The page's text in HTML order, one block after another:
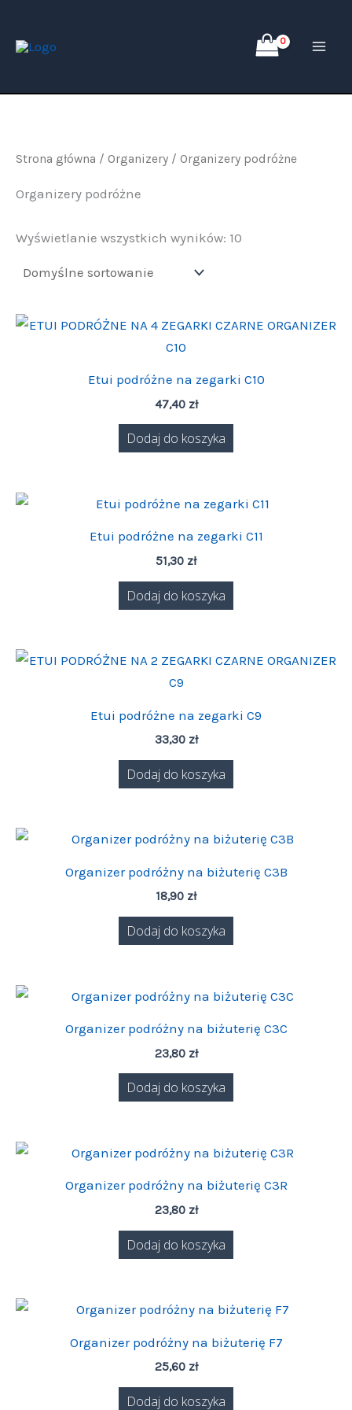
treści
Strona główna / Organizery / Organizery podróżne
Organizery podróżne
Wyświetlanie wszystkich wyników: 10
Etui podróżne na zegarki C10
47,40 zł
Dodaj do koszyka
Etui podróżne na zegarki C11
51,30 zł
Dodaj do koszyka
Etui podróżne na zegarki C9
33,30 zł
Dodaj do koszyka
Organizer podróżny na biżuterię C3B
18,90 zł
Dodaj do koszyka
Organizer podróżny na biżuterię C3C
23,80 zł
Dodaj do koszyka
Organizer podróżny na biżuterię C3R
23,80 zł
Dodaj do koszyka
Organizer podróżny na biżuterię F7
25,60 zł
Dodaj do koszyka